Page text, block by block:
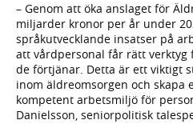
– Genom att öka anslaget för
miljarder kronor per år under
språkutvecklande insatser på
att vårdpersonal får rätt verktyg
de förtjänar. Detta är ett viktigt
inom äldreomsorgen och skapa
kompetent arbetsmiljö för
Danielsson, seniorpolitisk